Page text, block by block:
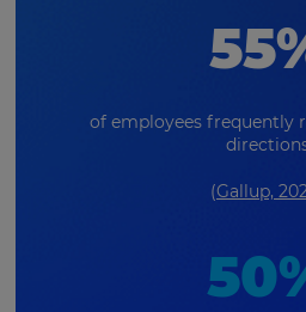
of employees frequently
(Gallup,